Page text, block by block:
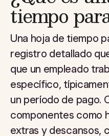
tiempo
Una hoja de tiempo
registro detallado
que un empleado
específico,
un período de pago.
componentes como
extras y descansos,